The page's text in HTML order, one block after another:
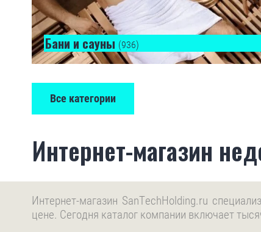
Бани и сауны (936)
Все категории
Интернет-магазин
Интернет-магазин SanTechHolding.ru
цене. Сегодня каталог компании включает